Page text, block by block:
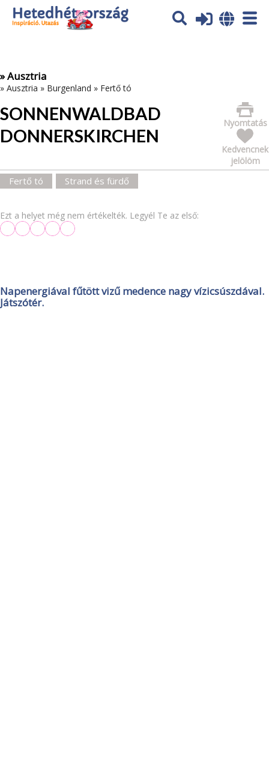
Az oldal sütiket (cookies) használ. További tájékoztatás itt:
Adatvédelmi tájékoztató
» Ausztria
» Ausztria » Burgenland » Fertő tó
SONNENWALDBAD
DONNERSKIRCHEN
Nyomtatás
Kedvencnek
jelölöm
Fertő tó Strand és fürdő
Ezt a helyet még nem értékelték. Legyél Te az első:
Napenergiával fűtött vizű medence nagy vízicsúszdával.
Játszótér.